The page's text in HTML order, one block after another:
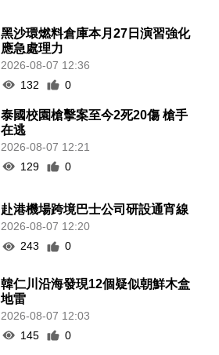
黑沙環燃料倉庫本月27日演習強化
應急處理力
2026-08-07 12:36
132
0
泰國校園槍擊案至今2死20傷 槍手
在逃
2026-08-07 12:21
129
0
赴港機場跨境巴士公司研設通宵線
2026-08-07 12:20
243
0
韓仁川沿海發現12個疑似朝鮮木盒
地雷
2026-08-07 12:03
145
0